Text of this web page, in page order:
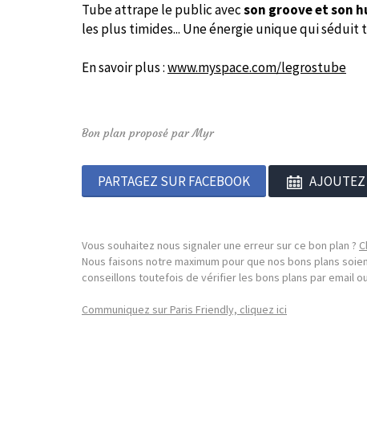
Tube attrape le public avecson groove et son
les plus timides... Une énergie unique qui séduit
En savoir plus :www.myspace.com/legrostube
Bon plan proposé par Myr
PARTAGEZ SUR FACEBOOK AJOUTEZ
Vous souhaitez nous signaler une erreur sur ce bon plan ?
Nous faisons notre maximum pour que nos bons plans
conseillons toutefois de vérifier les bons plans par email
Communiquez sur Paris Friendly, cliquez ici